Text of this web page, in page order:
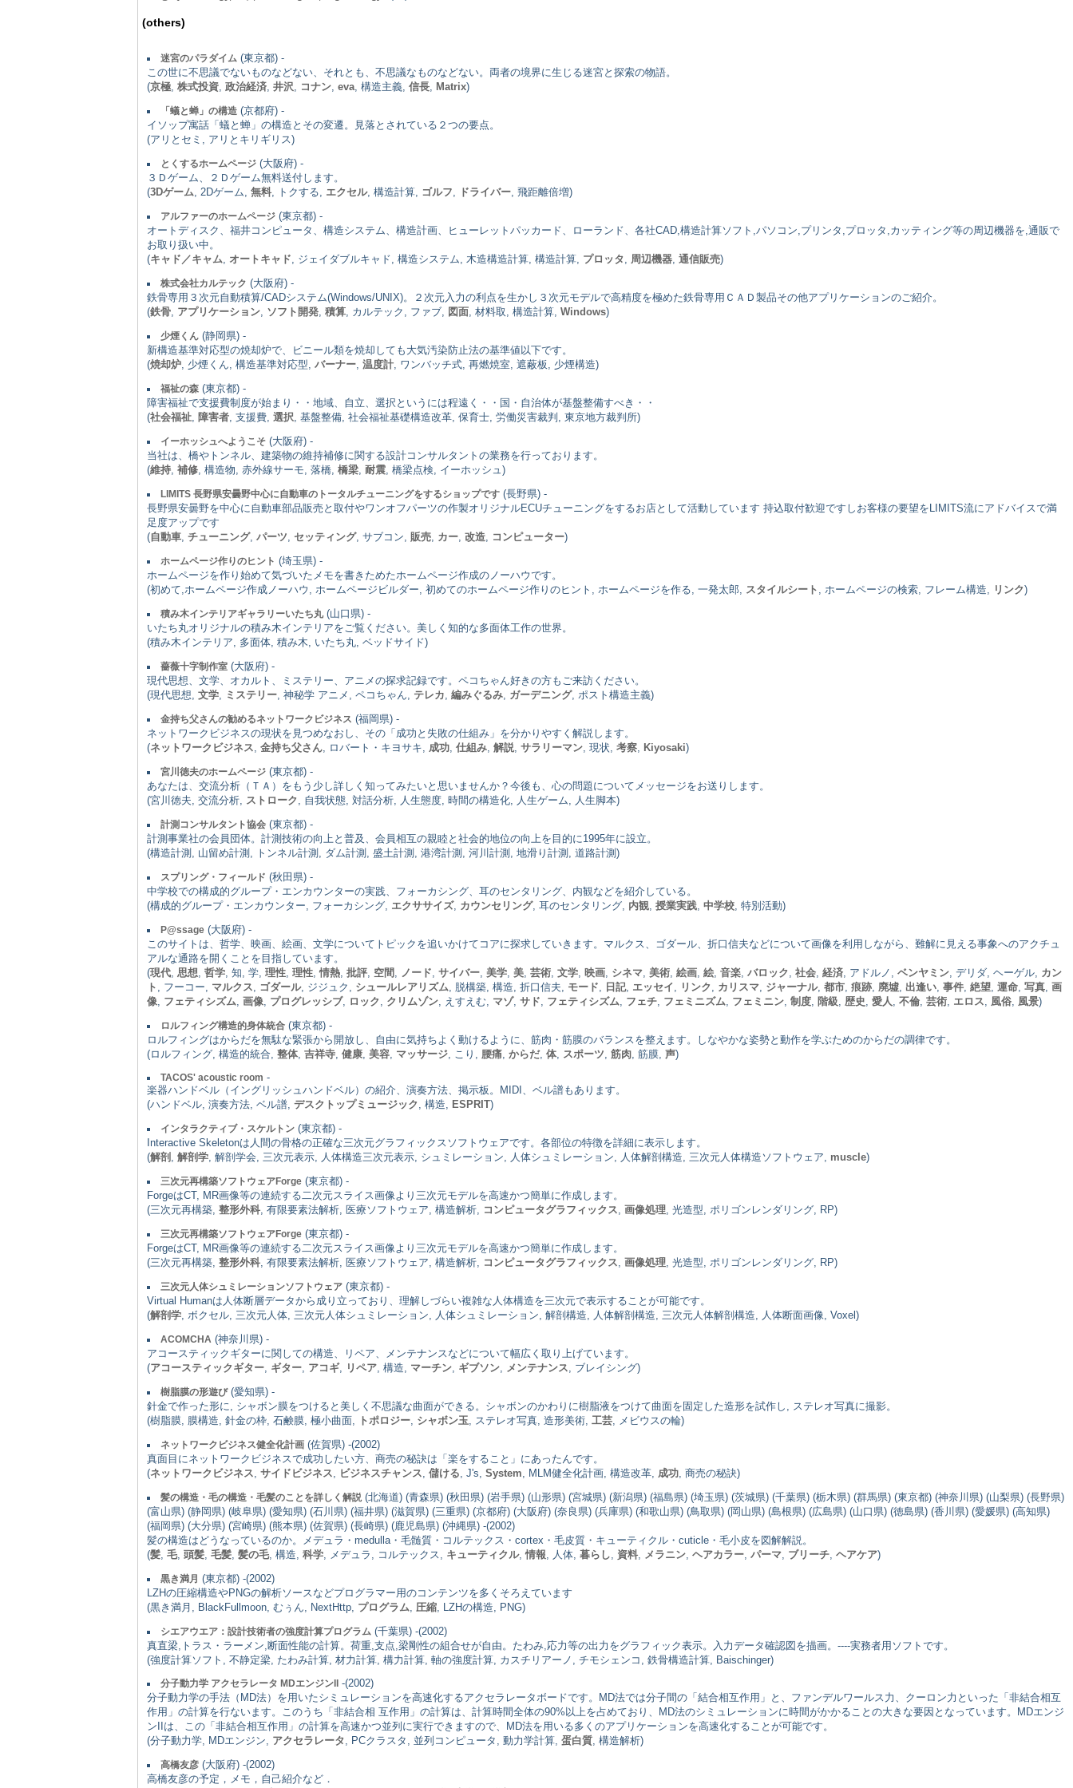
(others)
迷宮のパラダイム (東京都) -
この世に不思議でないものなどない、それとも、不思議なものなどない。両者の境界に生じる迷宮と探索の物語。
(京極 株式投資 政治経済 井沢 コナン eva , 構造主義, 信長 Matrix)
「蟻と蝉」の構造 (京都府) -
イソップ寓話「蟻と蝉」の構造とその変遷。見落とされている２つの要点。
(アリとセミ, アリとキリギリス)
とくするホームページ (大阪府) -
３Ｄゲーム、２Ｄゲーム無料送付します。
(3Dゲーム , 2Dゲーム, 無料 , トクする, エクセル, 構造計算, ゴルフ ドライバー , 飛距離倍増)
アルファーのホームページ (東京都) -
オートディスク、福井コンピュータ、構造システム、構造計画、ヒューレットパッカード、ローランド、各社CAD,構造計算ソフト,パソコン,プリンタ,プロッタ,カッティング等の周辺機器を,通販で
お取り扱い中。
(キャド／キャム オートキャド , ジェイダブルキャド, 構造システム, 木造構造計算, 構造計算, プロッタ 周辺機器 通信販売)
株式会社カルテック (大阪府) -
鉄骨専用３次元自動積算/CADシステム(Windows/UNIX)。２次元入力の利点を生かし３次元モデルで高精度を極めた鉄骨専用ＣＡＤ製品その他アプリケーションのご紹介。
(鉄骨 アプリケーション ソフト開発 積算 , カルテック, ファブ, 図面 , 材料取, 構造計算, Windows)
少煙くん (静岡県) -
新構造基準対応型の焼却炉で、ビニール類を焼却しても大気汚染防止法の基準値以下です。
(焼却炉 , 少煙くん, 構造基準対応型, バーナー 温度計 , ワンバッチ式, 再燃焼室, 遮蔽板, 少煙構造)
福祉の森 (東京都) -
障害福祉で支援費制度が始まり・・地域、自立、選択というには程遠く・・国・自治体が基盤整備すべき・・
(社会福祉 障害者 , 支援費, 選択 , 基盤整備, 社会福祉基礎構造改革, 保育士, 労働災害裁判, 東京地方裁判所)
イーホッシュへようこそ (大阪府) -
当社は、橋やトンネル、建築物の維持補修に関する設計コンサルタントの業務を行っております。
(維持 補修 , 構造物, 赤外線サーモ, 落橋, 橋梁 耐震 , 橋梁点検, イーホッシュ)
LIMITS 長野県安曇野中心に自動車のトータルチューニングをするショップです (長野県) -
長野県安曇野を中心に自動車部品販売と取付やワンオフパーツの作製オリジナルECUチューニングをするお店として活動しています 持込取付歓迎ですしお客様の要望をLIMITS流にアドバイスで満
足度アップです
(自動車 チューニング, パーツ セッティング, サブコン, 販売 カー 改造 コンピューター)
ホームページ作りのヒント (埼玉県) -
ホームページを作り始めて気づいたメモを書きためたホームページ作成のノーハウです。
(初めて,ホームページ作成ノーハウ, ホームページビルダー, 初めてのホームページ作りのヒント, ホームページを作る, 一発太郎,
スタイルシート , ホームページの検索, フレーム構造, リンク)
積み木インテリアギャラリーいたち丸(山口県) -
いたち丸オリジナルの積み木インテリアをご覧ください。美しく知的な多面体工作の世界。
(積み木インテリア, 多面体, 積み木, いたち丸, ベッドサイド)
薔薇十字制作室 (大阪府) -
現代思想、文学、オカルト、ミステリー、アニメの探求記録です。ペコちゃん好きの方もご来訪ください。
(現代思想, 文学 ミステリー , 神秘学 アニメ, ペコちゃん, テレカ 編みぐるみ ガーデニング, ポスト構造主義)
金持ち父さんの勧めるネットワークビジネス (福岡県) -
ネットワークビジネスの現状を見つめなおし、その「成功と失敗の仕組み」を分かりやすく解説します。
(ネットワークビジネス 金持ち父さん , ロバート・キヨサキ, 成功 仕組み 解説 サラリーマン , 現状, 考察 Kiyosaki)
宮川徳夫のホームページ (東京都) -
あなたは、交流分析（ＴＡ）をもう少し詳しく知ってみたいと思いませんか？今後も、心の問題についてメッセージをお送りします。
(宮川徳夫, 交流分析,
ストローク , 自我状態, 対話分析, 人生態度, 時間の構造化, 人生ゲーム, 人生脚本)
計測コンサルタント協会 (東京都) -
計測事業社の会員団体。計測技術の向上と普及、会員相互の親睦と社会的地位の向上を目的に1995年に設立。
(構造計測, 山留め計測, トンネル計測, ダム計測, 盛土計測, 港湾計測, 河川計測, 地滑り計測, 道路計測)
スプリング・フィールド (秋田県) -
中学校での構成的グループ・エンカウンターの実践、フォーカシング、耳のセンタリング、内観などを紹介している。
(構成的グループ・エンカウンター, フォーカシング, エクササイズ, カウンセリング, 耳のセンタリング, 内観 授業実践 中学校 , 特別活動)
P@ssage (大阪府) -
このサイトは、哲学、映画、絵画、文学についてトピックを追いかけてコアに探求していきます。マルクス、ゴダール、折口信夫などについて画像を利用しながら、難解に見える事象へのアクチュ
アルな通路を開くことを目指しています。
(現代 思想 哲学 , 知, 学, 理性 理性 ,情熱 批評 空間 ノード サイバー 美学 美 芸術 文学 映画 シネマ 美術 絵画 絵 音楽 バロック 社会 経済 , アドルノ, ベンヤミン , デリダ, ヘーゲル, カン
ト
, フーコー, マルクス ゴダール, ジジュク, シュールレアリズム , 脱構築, 構造, 折口信夫, モード 日記, エッセイ リンク カリスマ ジャーナル, 都市 痕跡 廃墟 出逢い 事件 絶望 運命 写真 画
像
フェティシズム 画像 プログレッシブ, ロック クリムゾン , えすえむ, マゾ, サド フェティシズム フェチ フェミニズム フェミニン 制度 階級 歴史 愛人 不倫 芸術 エロス 風俗 風景)
ロルフィング構造的身体統合 (東京都) -
ロルフィングはからだを無駄な緊張から開放し、自由に気持ちよく動けるように、筋肉・筋膜のバランスを整えます。しなやかな姿勢と動作を学ぶためのからだの調律です。
(ロルフィング, 構造的統合, 整体 吉祥寺 健康 美容 マッサージ , こり, 腰痛 からだ, 体 スポーツ 筋肉 , 筋膜, 声)
TACOS' acoustic room -
楽器ハンドベル（イングリッシュハンドベル）の紹介、演奏方法、掲示板。MIDI、ベル譜もあります。
(ハンドベル, 演奏方法, ベル譜, デスクトップミュージック , 構造, ESPRIT)
インタラクティブ・スケルトン (東京都) -
Interactive Skeletonは人間の骨格の正確な三次元グラフィックスソフトウェアです。各部位の特徴を詳細に表示します。
(解剖 解剖学 , 解剖学会, 三次元表示, 人体構造三次元表示, シュミレーション, 人体シュミレーション, 人体解剖構造, 三次元人体構造ソフトウェア, muscle)
三次元再構築ソフトウェアForge (東京都) -
ForgeはCT, MR画像等の連続する二次元スライス画像より三次元モデルを高速かつ簡単に作成します。
(三次元再構築, 整形外科 , 有限要素法解析, 医療ソフトウェア, 構造解析, コンピュータグラフィックス 画像処理 , 光造型, ポリゴンレンダリング, RP)
三次元再構築ソフトウェアForge (東京都) -
ForgeはCT, MR画像等の連続する二次元スライス画像より三次元モデルを高速かつ簡単に作成します。
(三次元再構築, 整形外科 , 有限要素法解析, 医療ソフトウェア, 構造解析, コンピュータグラフィックス 画像処理 , 光造型, ポリゴンレンダリング, RP)
三次元人体シュミレーションソフトウェア (東京都) -
Virtual Humanは人体断層データから成り立っており、理解しづらい複雑な人体構造を三次元で表示することが可能です。
(解剖学 , ボクセル, 三次元人体, 三次元人体シュミレーション, 人体シュミレーション, 解剖構造, 人体解剖構造, 三次元人体解剖構造, 人体断面画像, Voxel)
ACOMCHA (神奈川県) -
アコースティックギターに関しての構造、リペア、メンテナンスなどについて幅広く取り上げています。
(アコースティックギター ギター アコギ, リペア , 構造, マーチン ギブソン メンテナンス , ブレイシング)
樹脂膜の形遊び(愛知県) -
針金で作った形に, シャボン膜をつけると美しく不思議な曲面ができる。シャボンのかわりに樹脂液をつけて曲面を固定した造形を試作し, ステレオ写真に撮影。
(樹脂膜, 膜構造, 針金の枠, 石鹸膜, 極小曲面,
トポロジー シャボン玉 , ステレオ写真, 造形美術, 工芸 , メビウスの輪)
ネットワークビジネス健全化計画 (佐賀県) -(2002)
真面目にネットワークビジネスで成功したい方、商売の秘訣は「楽をすること」にあったんです。
(ネットワークビジネス サイドビジネス ビジネスチャンス 儲ける , J's, System , MLM健全化計画, 構造改革, 成功 , 商売の秘訣)
髪の構造・毛の構造・毛髪のことを詳しく解説 (北海道) (青森県) (秋田県) (岩手県) (山形県) (宮城県) (新潟県) (福島県) (埼玉県) (茨城県) (千葉県) (栃木県) (群馬県) (東京都) (神奈川県) (山梨県) (長野県)
(富山県) (静岡県) (岐阜県) (愛知県) (石川県) (福井県) (滋賀県) (三重県) (京都府) (大阪府) (奈良県) (兵庫県) (和歌山県) (鳥取県) (岡山県) (島根県) (広島県) (山口県) (徳島県) (香川県) (愛媛県) (高知県)
(福岡県) (大分県) (宮崎県) (熊本県) (佐賀県) (長崎県) (鹿児島県) (沖縄県) -(2002)
髪の構造はどうなっているのか。メデュラ・medulla・毛髄質・コルテックス・cortex・毛皮質・キューティクル・cuticle・毛小皮を図解解説。
(髪 毛, 頭髪 毛髪 髪の毛, 構造, 科学 , メデュラ, コルテックス, キューティクル,情報 , 人体, 暮らし 資料 メラニン ヘアカラー パーマ ブリーチ ヘアケア)
黒き満月 (東京都) -(2002)
LZHの圧縮構造やPNGの解析ソースなどプログラマー用のコンテンツを多くそろえています
(黒き満月, BlackFullmoon, むぅん, NextHttp, プログラム 圧縮 , LZHの構造, PNG)
シエアウエア：設計技術者の強度計算プログラム (千葉県) -(2002)
真直梁,トラス・ラーメン,断面性能の計算。荷重,支点,梁剛性の組合せが自由。たわみ,応力等の出力をグラフィック表示。入力データ確認図を描画。----実務者用ソフトです。
(強度計算ソフト, 不静定梁, たわみ計算, 材力計算, 構力計算, 軸の強度計算, カスチリアーノ, チモシェンコ, 鉄骨構造計算, Baischinger)
分子動力学 アクセラレータ MDエンジンII
-(2002)
分子動力学の手法（MD法）を用いたシミュレーションを高速化するアクセラレータボードです。MD法では分子間の「結合相互作用」と、ファンデルワールス力、クーロン力といった「非結合相互
作用」の計算を行ないます。このうち「非結合相 互作用」の計算は、計算時間全体の90%以上を占めており、MD法のシミュレーションに時間がかかることの大きな要因となっています。MDエンジ
ンIIは、この「非結合相互作用」の計算を高速かつ並列に実行できますので、MD法を用いる多くのアプリケーションを高速化することが可能です。
(分子動力学, MDエンジン, アクセラレータ , PCクラスタ, 並列コンピュータ, 動力学計算, 蛋白質 , 構造解析)
高橋友彦 (大阪府) -(2002)
高橋友彦の予定，メモ，自己紹介など．